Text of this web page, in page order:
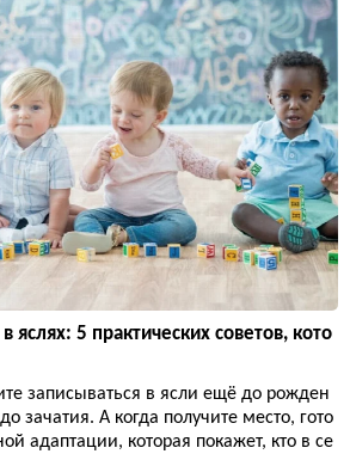
яслях: 5 практических советов, кото
записываться в ясли ещё до рожден
зачатия. А когда получите место, гото
адаптации, которая покажет, кто в се